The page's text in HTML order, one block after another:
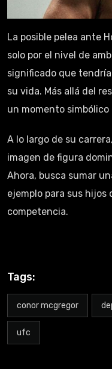
La posible pelea ante
solo por el nivel de
significado que
su vida. Más allá del
un momento
A lo largo de su
imagen de figura
Ahora, busca sumar
ejemplo para sus hijos
competencia.
Tags:
conor mcgregor
ufc